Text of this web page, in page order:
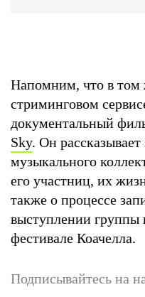
Напомним, что в том
стриминговом
документальный
Sky. Он
музыкального
его участниц, их
также о процессе
выступлении группы
фестивале Коачелла.
Подписывайтесь на